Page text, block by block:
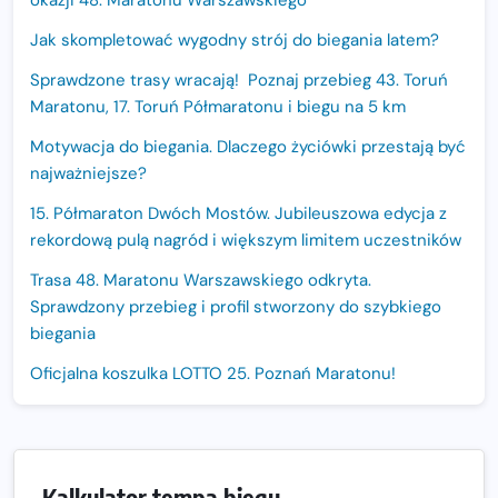
Jak skompletować wygodny strój do biegania latem?
Sprawdzone trasy wracają! Poznaj przebieg 43. Toruń
Maratonu, 17. Toruń Półmaratonu i biegu na 5 km
Motywacja do biegania. Dlaczego życiówki przestają być
najważniejsze?
15. Półmaraton Dwóch Mostów. Jubileuszowa edycja z
rekordową pulą nagród i większym limitem uczestników
Trasa 48. Maratonu Warszawskiego odkryta.
Sprawdzony przebieg i profil stworzony do szybkiego
biegania
Oficjalna koszulka LOTTO 25. Poznań Maratonu!